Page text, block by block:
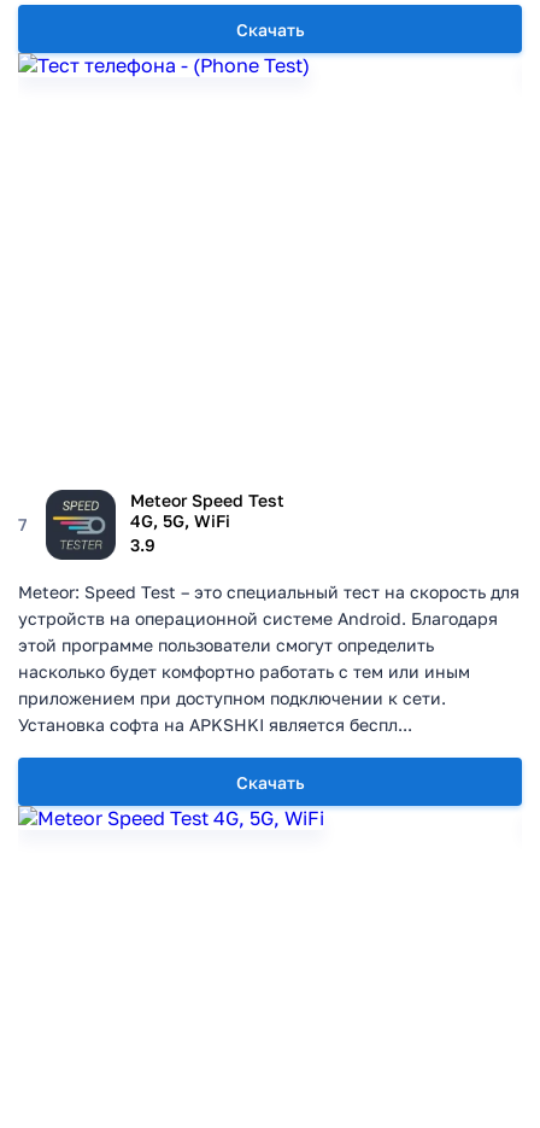
Скачать
7
Meteor Speed Test
4G, 5G, WiFi
3.9
Скачать
Meteor: Speed Test – это специальный тест на скорость для
устройств на операционной системе Android. Благодаря
этой программе пользователи смогут определить
насколько будет комфортно работать с тем или иным
приложением при доступном подключении к сети.
Установка софта на APKSHKI является беспл...